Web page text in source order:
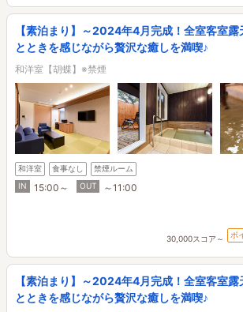
【素泊まり】～2024年4月完成！全室客室
とときを感じながら贅沢な癒しを満喫♪
和洋室【胡蝶】※禁煙
和洋室 食事なし
禁煙ルーム
IN
15:00～ OUT ～11:00
30,000スコア～ ポ
【素泊まり】～2024年4月完成！全室客室
とときを感じながら贅沢な癒しを満喫♪